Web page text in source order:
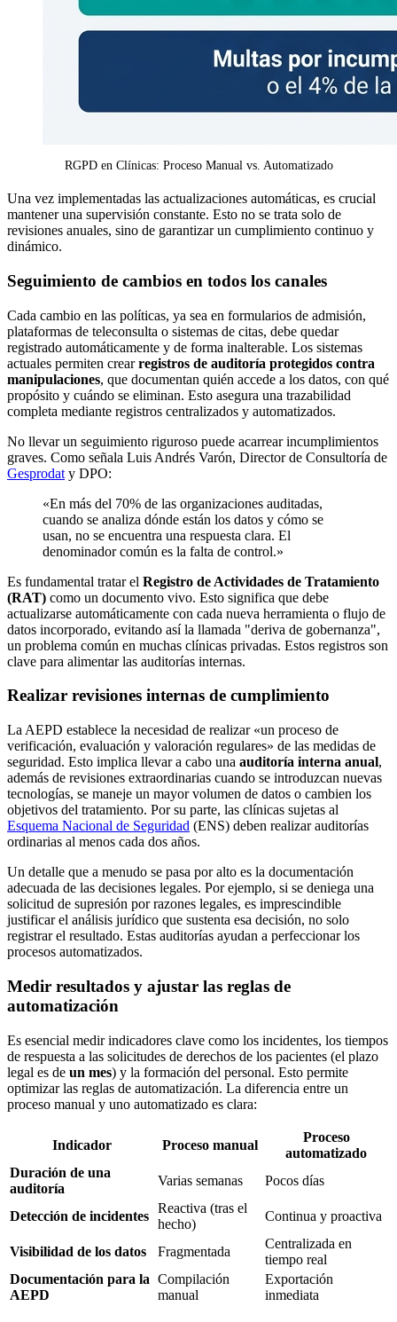
RGPD en Clínicas: Proceso Manual vs. Automatizado
Una vez implementadas las actualizaciones automáticas, es crucial
mantener una supervisión constante. Esto no se trata solo de
revisiones anuales, sino de garantizar un cumplimiento continuo y
dinámico.
Seguimiento de cambios en todos los canales
Cada cambio en las políticas, ya sea en formularios de admisión,
plataformas de teleconsulta o sistemas de citas, debe quedar
registrado automáticamente y de forma inalterable. Los sistemas
actuales permiten crearregistros de auditoría protegidos contra
manipulaciones, que documentan quién accede a los datos, con qué
propósito y cuándo se eliminan. Esto asegura una trazabilidad
completa mediante registros centralizados y automatizados.
No llevar un seguimiento riguroso puede acarrear incumplimientos
graves. Como señala Luis Andrés Varón, Director de Consultoría de
Gesprodat y DPO:
«En más del 70% de las organizaciones auditadas,
cuando se analiza dónde están los datos y cómo se
usan, no se encuentra una respuesta clara. El
denominador común es la falta de control.»
Es fundamental tratar el Registro de Actividades de Tratamiento
(RAT) como un documento vivo. Esto significa que debe
actualizarse automáticamente con cada nueva herramienta o flujo de
datos incorporado, evitando así la llamada "deriva de gobernanza",
un problema común en muchas clínicas privadas. Estos registros son
clave para alimentar las auditorías internas.
Realizar revisiones internas de cumplimiento
La AEPD establece la necesidad de realizar «un proceso de
verificación, evaluación y valoración regulares» de las medidas de
seguridad. Esto implica llevar a cabo una auditoría interna anual,
además de revisiones extraordinarias cuando se introduzcan nuevas
tecnologías, se maneje un mayor volumen de datos o cambien los
objetivos del tratamiento. Por su parte, las clínicas sujetas al
Esquema Nacional de Seguridad (ENS) deben realizar auditorías
ordinarias al menos cada dos años.
Un detalle que a menudo se pasa por alto es la documentación
adecuada de las decisiones legales. Por ejemplo, si se deniega una
solicitud de supresión por razones legales, es imprescindible
justificar el análisis jurídico que sustenta esa decisión, no solo
registrar el resultado. Estas auditorías ayudan a perfeccionar los
procesos automatizados.
Medir resultados y ajustar las reglas de
automatización
Es esencial medir indicadores clave como los incidentes, los tiempos
de respuesta a las solicitudes de derechos de los pacientes (el plazo
legal es de un mes) y la formación del personal. Esto permite
optimizar las reglas de automatización. La diferencia entre un
proceso manual y uno automatizado es clara:
Indicador Proceso manual
Proceso
automatizado
Duración de una
auditoría
Varias semanas Pocos días
Detección de incidentes
Reactiva (tras el
hecho)
Continua y proactiva
Visibilidad de los datos Fragmentada
Centralizada en
tiempo real
Documentación para la
AEPD
Compilación
manual
Exportación
inmediata